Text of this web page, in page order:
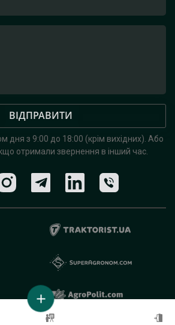
ВІДПРАВИТИ
дня з 9:00 до 18:00 (крім вихідних). Або
отримали звернення в інший час.